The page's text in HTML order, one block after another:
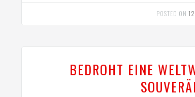
POSTED ON
BEDROHT EINE